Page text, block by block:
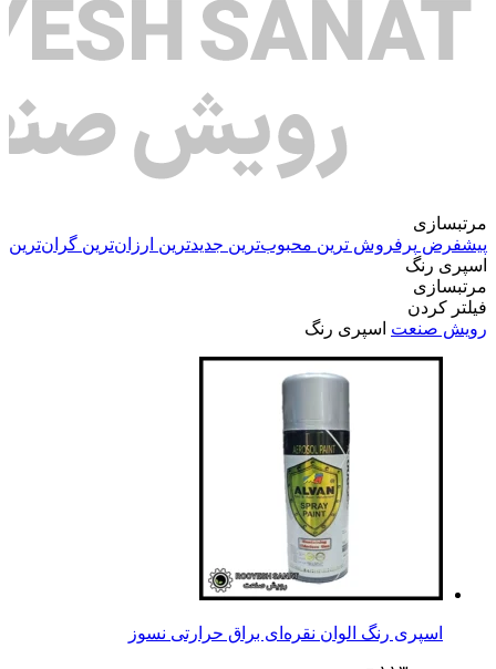
مرتبسازی
پیشفرض پرفروش ترین محبوب‌ترین جدیدترین ارزان‌ترین گران‌ترین
اسپری رنگ
مرتبسازی
فیلتر کردن
رویش صنعت اسپری رنگ
اسپری رنگ الوان نقره‌ای براق حرارتی نسوز